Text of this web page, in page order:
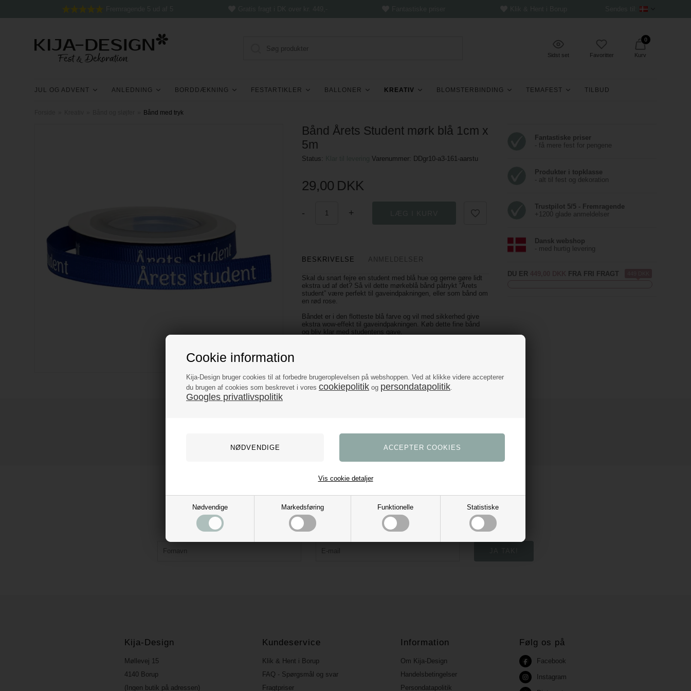
Cookie information
Kija-Design bruger cookies til at forbedre brugeroplevelsen på webshoppen. Ved at klikke videre accepterer
du brugen af cookies som beskrevet i vores cookiepolitik og persondatapolitik.
Googles privatlivspolitik
Nødvendige Markedsføring Funktionelle Statistiske
Vis cookie detaljer
Sidst set Favoritter
0
Kurv
JUL OG ADVENT ANLEDNING BORDDÆKNING FESTARTIKLER BALLONER KREATIV BLOMSTERBINDING TEMAFEST TILBUD
Bånd med tryk
Bånd Årets Student mørk blå 1cm x
5m
Status: Klar til leveringVarenummer: DDgr10-a3-161-aarstu
29,00 DKK
- +
BESKRIVELSE ANMELDELSER
Skal du snart fejre en student med blå hue og gerne gøre lidt
ekstra ud af det? Så vil dette mørkeblå bånd påtrykt ”Årets
student” være perfekt til gaveindpakningen, eller som bånd om
en rød rose.
Båndet er i den flotteste blå farve og vil med sikkerhed give
ekstra wow-effekt til gaveindpakningen. Køb dette fine bånd
og bliv klar med studentens gave.
Fantastiske priser
- få mere fest for pengene
Produkter i topklasse
- alt til fest og dekoration
Trustpilot 5/5 - Fremragende
+1200 glade anmeldelser
Dansk webshop
- med hurtig levering
DU ER FRA FRI FRAGT
Bliv forkælet med tips, kreative idéer, tilbud og nyheder.
Rabatkoden fremsendes ved bekræftelse.
Kija-Design
Møllevej 15
4140 Borup
(Ingen butik på adressen)
Kundeservice
Klik & Hent i Borup
FAQ - Spørgsmål og svar
Fragtpriser
Information
Om Kija-Design
Handelsbetingelser
Persondatapolitik
Følg os på
Facebook
Instagram